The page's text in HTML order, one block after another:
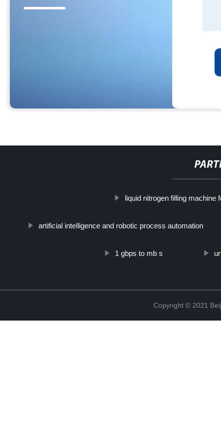
liquid nitrogen filling machine
artificial intelligence and robotic process automation
1 gbps to mb s
Copyright © 2021